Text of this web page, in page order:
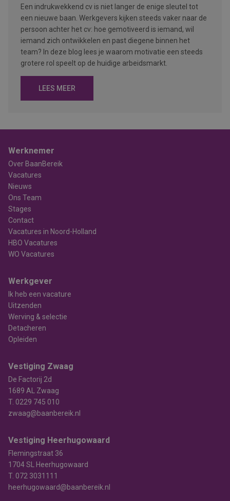
Een indrukwekkend cv is niet langer de enige sleutel tot
een nieuwe baan. Werkgevers kijken steeds vaker naar de
persoon achter het cv: hoe gemotiveerd is iemand, wil
iemand zich ontwikkelen en past diegene binnen het
team? In deze blog lees je waarom motivatie een steeds
grotere rol speelt op de huidige arbeidsmarkt.
LEES MEER
Werknemer
Over BaanBereik
Vacatures
Nieuws
Ons Team
Stages
Contact
Vacatures in Noord-Holland
HBO Vacatures
WO Vacatures
Werkgever
Ik heb een vacature
Uitzenden
Werving & selectie
Detacheren
Opleiden
Vestiging Zwaag
De Factorij 2d
1689 AL Zwaag
T. 0229 745 010
zwaag@baanbereik.nl
Vestiging Heerhugowaard
Flemingstraat 36
1704 SL Heerhugowaard
T. 072 3031111
heerhugowaard@baanbereik.nl